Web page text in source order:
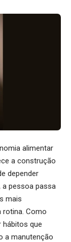
alimentar
a construção
depender
a pessoa passa
mais
rotina. Como
hábitos que
a manutenção